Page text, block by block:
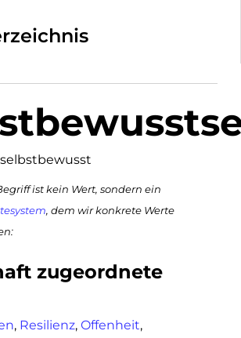
ist kein Wert, sondern ein
, dem wir konkrete Werte
zugeordnete
, Resilienz, Offenheit,